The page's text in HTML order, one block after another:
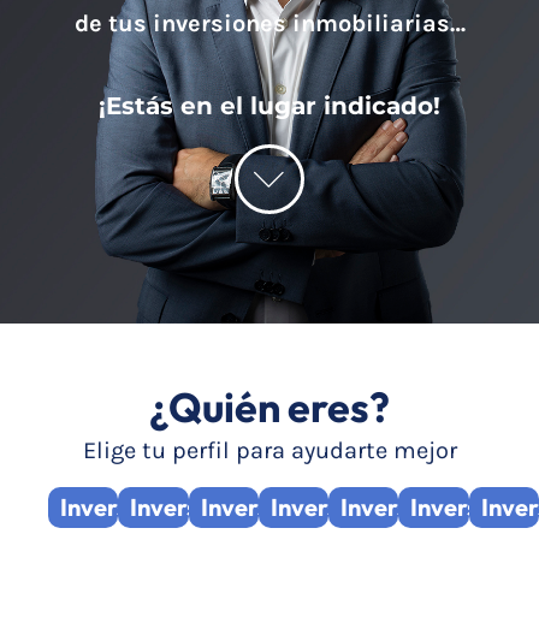
de tus inversiones inmobiliarias…
¡Estás en el lugar indicado!
¿Quién eres?
Elige tu perfil para ayudarte mejor
Inversionistas
Inversionistas
Inversionistas
Inversionistas
Inversionistas